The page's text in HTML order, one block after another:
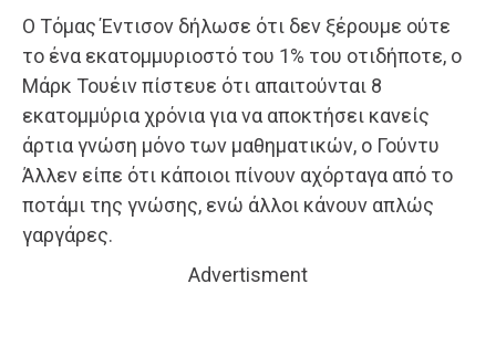
Ο Τόμας Έντισον δήλωσε ότι δεν ξέρουμε ούτε
το ένα εκατομμυριοστό του 1% του οτιδήποτε, ο
Μάρκ Τουέιν πίστευε ότι απαιτούνται 8
εκατομμύρια χρόνια για να αποκτήσει κανείς
άρτια γνώση μόνο των μαθηματικών, ο Γούντυ
Άλλεν είπε ότι κάποιοι πίνουν αχόρταγα από το
ποτάμι της γνώσης, ενώ άλλοι κάνουν απλώς
γαργάρες.
Advertisment